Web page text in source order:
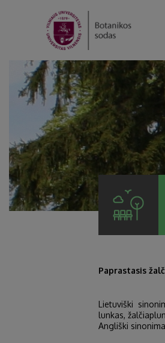
Paprastasis
Lietuviški
lunkas,
Angliški